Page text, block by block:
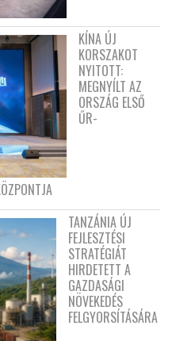
KÍNA ÚJ
KORSZAKOT
NYITOTT:
MEGNYÍLT AZ
ORSZÁG ELSŐ
ŰR-
TANZÁNIA ÚJ
FEJLESZTÉSI
STRATÉGIÁT
HIRDETETT A
GAZDASÁGI
NÖVEKEDÉS
FELGYORSÍTÁSÁRA